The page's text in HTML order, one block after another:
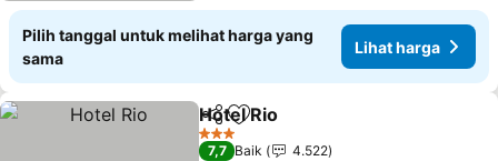
Pilih tanggal untuk melihat harga yang
sama
Lihat harga
BagikanTambahkan ke favorit
Hotel Rio
3 Bintang
7,7 Baik
4.522